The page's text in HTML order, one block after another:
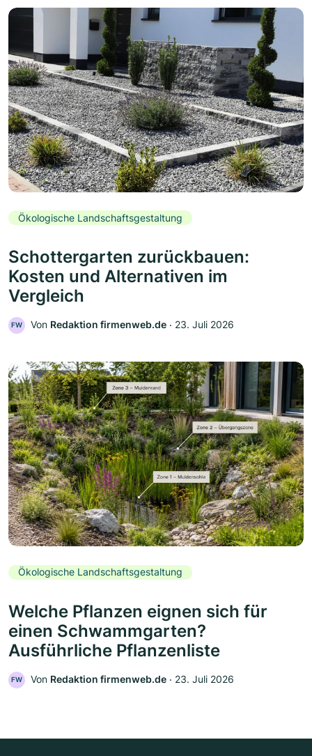
Ökologische Landschaftsgestaltung
Schottergarten zurückbauen:
Kosten und Alternativen im
Vergleich
FW Von Redaktion firmenweb.de ‧ 23. Juli 2026
Ökologische Landschaftsgestaltung
Welche Pflanzen eignen sich für
einen Schwammgarten?
Ausführliche Pflanzenliste
FW Von Redaktion firmenweb.de ‧ 23. Juli 2026